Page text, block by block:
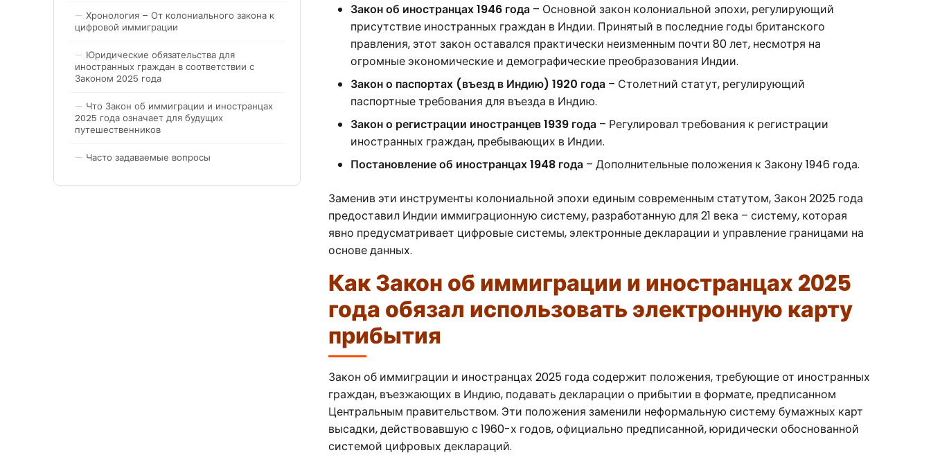
Закон об иностранцах 1946 года – Основной закон колониальной эпохи, регулирующий
присутствие иностранных граждан в Индии. Принятый в последние годы британского
правления, этот закон оставался практически неизменным почти 80 лет, несмотря на
огромные экономические и демографические преобразования Индии.
Закон о паспортах (въезд в Индию) 1920 года – Столетний статут, регулирующий
паспортные требования для въезда в Индию.
Закон о регистрации иностранцев 1939 года – Регулировал требования к регистрации
иностранных граждан, пребывающих в Индии.
Постановление об иностранцах 1948 года – Дополнительные положения к Закону 1946 года.
Заменив эти инструменты колониальной эпохи единым современным статутом, Закон 2025 года
предоставил Индии иммиграционную систему, разработанную для 21 века – систему, которая
явно предусматривает цифровые системы, электронные декларации и управление границами на
основе данных.
Как Закон об иммиграции и иностранцах 2025
года обязал использовать электронную карту
прибытия
Закон об иммиграции и иностранцах 2025 года содержит положения, требующие от иностранных
граждан, въезжающих в Индию, подавать декларации о прибытии в формате, предписанном
Центральным правительством. Эти положения заменили неформальную систему бумажных карт
высадки, действовавшую с 1960-х годов, официально предписанной, юридически обоснованной
системой цифровых деклараций.
Хронология – От колониального закона к
цифровой иммиграции
Юридические обязательства для
иностранных граждан в соответствии с
Законом 2025 года
Что Закон об иммиграции и иностранцах
2025 года означает для будущих
путешественников
Часто задаваемые вопросы